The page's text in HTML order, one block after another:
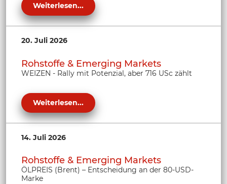
Weiterlesen...
20. Juli 2026
Rohstoffe & Emerging Markets
WEIZEN - Rally mit Potenzial, aber 716 USc zählt
Weiterlesen...
14. Juli 2026
Rohstoffe & Emerging Markets
ÖLPREIS (Brent) – Entscheidung an der 80-USD-
Marke